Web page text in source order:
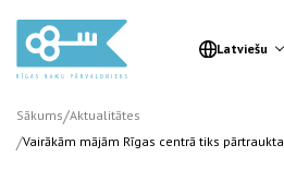
Latviešu
Sākums/Aktualitātes
/Vairākām mājām Rīgas centrā tiks